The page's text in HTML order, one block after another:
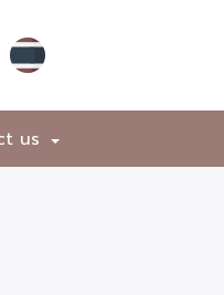
+
us